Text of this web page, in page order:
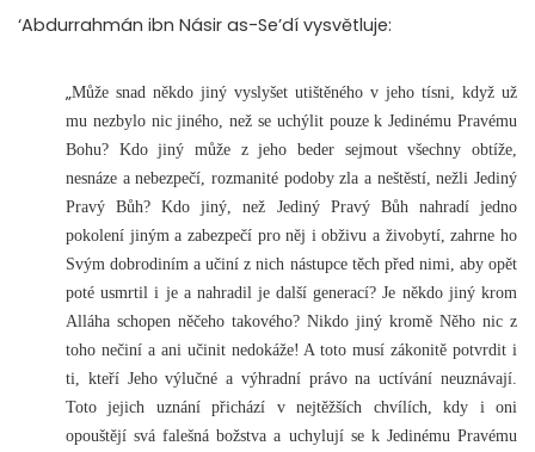
‘Abdurrahmán ibn Násir as-Se’dí vysvětluje:
„Může snad někdo jiný vyslyšet utištěného v jeho tísni, když už
mu nezbylo nic jiného, než se uchýlit pouze k Jedinému Pravému
Bohu? Kdo jiný může z jeho beder sejmout všechny obtíže,
nesnáze a nebezpečí, rozmanité podoby zla a neštěstí, nežli Jediný
Pravý Bůh? Kdo jiný, než Jediný Pravý Bůh nahradí jedno
pokolení jiným a zabezpečí pro něj i obživu a živobytí, zahrne ho
Svým dobrodiním a učiní z nich nástupce těch před nimi, aby opět
poté usmrtil i je a nahradil je další generací? Je někdo jiný krom
Alláha schopen něčeho takového? Nikdo jiný kromě Něho nic z
toho nečiní a ani učinit nedokáže! A toto musí zákonitě potvrdit i
ti, kteří Jeho výlučné a výhradní právo na uctívání neuznávají.
Toto jejich uznání přichází v nejtěžších chvílích, kdy i oni
opouštějí svá falešná božstva a uchylují se k Jedinému Pravému